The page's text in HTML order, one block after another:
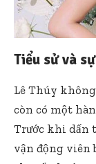
Tiểu sử và
Lê Thúy
còn có một
Trước khi dấn
vận động viên